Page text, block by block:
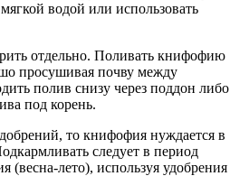
водой или использовать
отдельно. Поливать книфофию
просушивая почву между
полив снизу через поддон либо
под корень.
то книфофия нуждается в
следует в период
(весна-лето), используя удобрения